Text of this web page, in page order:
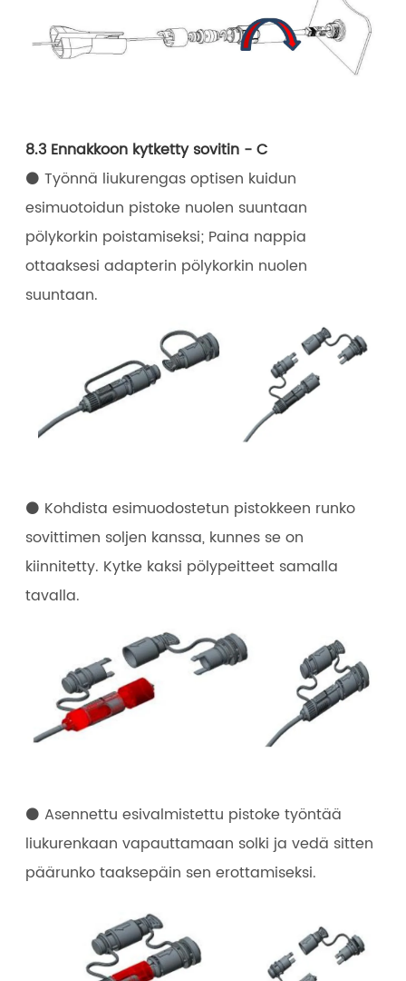
8.3 Ennakkoon kytketty sovitin - C
⚫ Työnnä liukurengas optisen kuidun
esimuotoidun pistoke nuolen suuntaan
pölykorkin poistamiseksi; Paina nappia
ottaaksesi adapterin pölykorkin nuolen
suuntaan.
⚫ Kohdista esimuodostetun pistokkeen runko
sovittimen soljen kanssa, kunnes se on
kiinnitetty. Kytke kaksi pölypeitteet samalla
tavalla.
⚫ Asennettu esivalmistettu pistoke työntää
liukurenkaan vapauttamaan solki ja vedä sitten
päärunko taaksepäin sen erottamiseksi.